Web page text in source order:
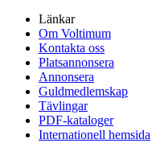
Länkar
Om Voltimum
Kontakta oss
Platsannonsera
Annonsera
Guldmedlemskap
Tävlingar
PDF-kataloger
Internationell hemsida